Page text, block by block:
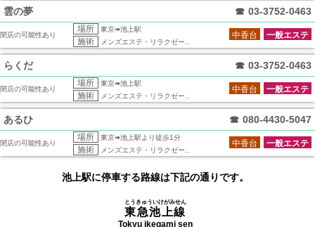
雲の夢 ☎ 03-3752-0463
閉店の可能性あり
場所 東京➠池上駅
施術 メンズエステ・リラクゼー..
一般エステ
中香台
らくだ ☎ 03-3752-0463
閉店の可能性あり
場所 東京➠池上駅
施術 メンズエステ・リラクゼー..
一般エステ
中香台
あるひ ☎ 080-4430-5047
閉店の可能性あり
場所 東京➠池上駅より徒歩1分
施術 メンズエステ・リラクゼー..
一般エステ
中香台
池上駅に停車する路線は下記の通りです。
東急池上線
とうきゅういけがみせん
Tokyu ikegami sen